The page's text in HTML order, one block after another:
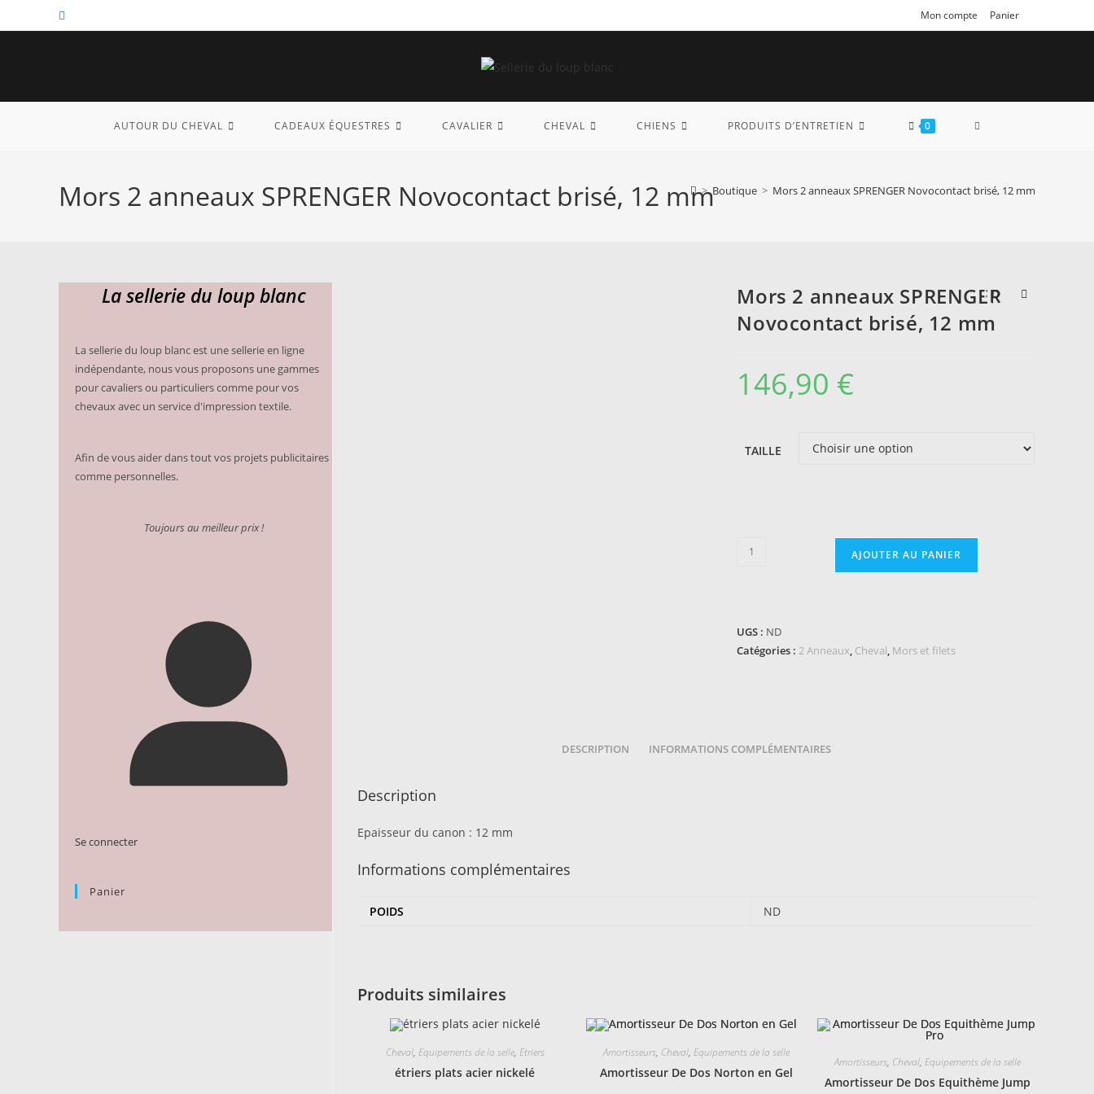
to
Mon compte Panier
AUTOUR DU CHEVAL CADEAUX ÉQUESTRES CAVALIER CHEVAL CHIENS PRODUITS D’ENTRETIEN 0 TOGGLE
Mors 2 anneaux SPRENGER Novocontact brisé, 12 mm
> Boutique > Mors 2 anneaux SPRENGER Novocontact brisé, 12 mm
Mors 2 anneaux SPRENGER
Novocontact brisé, 12 mm
146,90 €
TAILLE
quantité
anneaux
SPRENGER
AJOUTER AU PANIER
UGS : ND
Catégories : 2 Anneaux, Cheval, Mors et filets
DESCRIPTION INFORMATIONS COMPLÉMENTAIRES
Description
Epaisseur du canon : 12 mm
Informations complémentaires
POIDS ND
Produits similaires
Cheval, Equipements de la selle, Etriers
étriers plats acier nickelé
Amortisseurs, Cheval, Equipements de la selle
Amortisseur De Dos Norton en Gel
Amortisseurs, Cheval,Equipements de la selle
Amortisseur De Dos Equithème Jump
La sellerie du loup blanc
La sellerie du loup blanc est une sellerie en ligne
indépendante, nous vous proposons une gammes
pour cavaliers ou particuliers comme pour vos
chevaux avec un service d'impression textile.
Afin de vous aider dans tout vos projets publicitaires
comme personnelles.
Toujours au meilleur prix !
Se connecter
Panier